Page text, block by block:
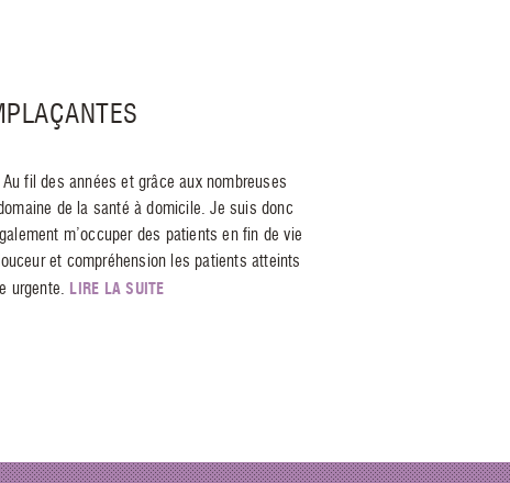
fil des années et grâce aux nombreuses
de la santé à domicile. Je suis donc
m’occuper des patients en fin de vie
et compréhension les patients atteints
urgente. LIRE LA SUITE